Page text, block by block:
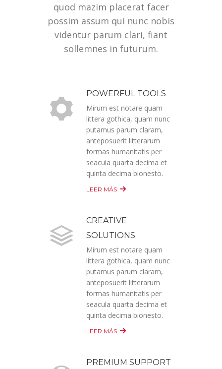
quod mazim placerat facer
possim assum qui nunc nobis
videntur parum clari, fiant
sollemnes in futurum.
POWERFUL TOOLS
Mirum est notare quam
littera gothica, quam nunc
putamus parum claram,
anteposuerit litterarum
formas humanitatis per
seacula quarta decima et
quinta decima bionesto.
LEER MÁS
CREATIVE
SOLUTIONS
Mirum est notare quam
littera gothica, quam nunc
putamus parum claram,
anteposuerit litterarum
formas humanitatis per
seacula quarta decima et
quinta decima bionesto.
LEER MÁS
PREMIUM SUPPORT